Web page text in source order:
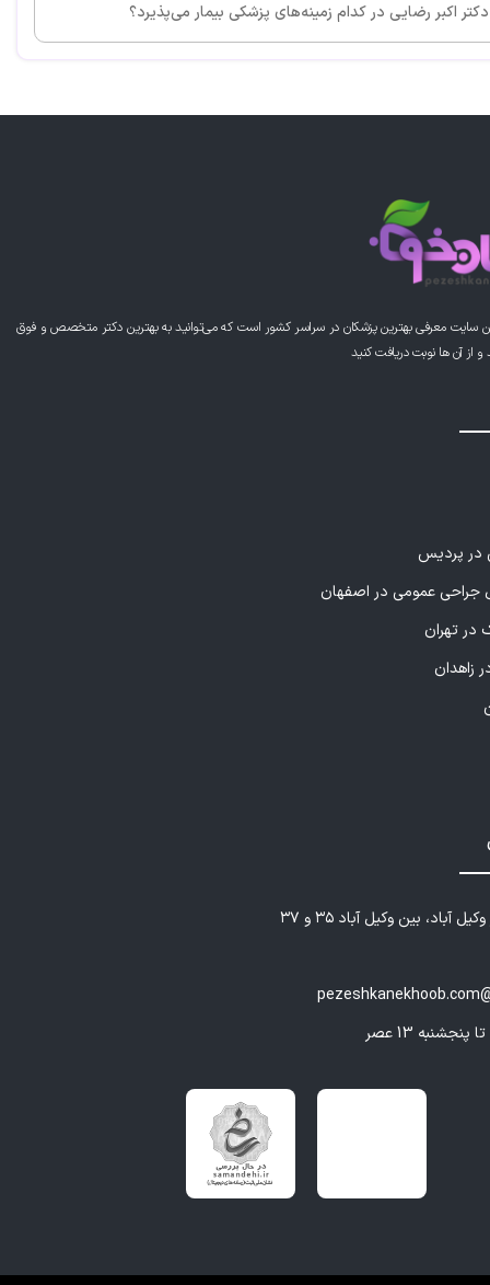
دکتر اکبر رضایی در کدام زمینه‌های پزشکی بیمار می‌پذیرد؟
سایت معرفی بهترین پزشکان در سراسر کشور است که می‌توانید به بهترین دکتر متخصص و فوق
آن ها نوبت دریافت کنید
در پردیس
عمومی در اصفهان
در تهران
زاهدان
آباد، بین وکیل آباد ۳۵ و ۳۷